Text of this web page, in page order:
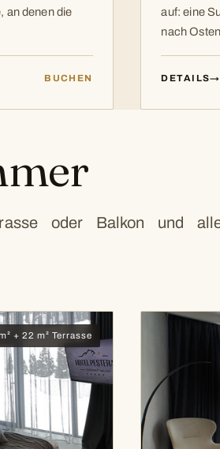
an denen die
BUCHEN
auf: eine
nach
DETAILS→
oder Balkon und
+ 22 m² Terrasse